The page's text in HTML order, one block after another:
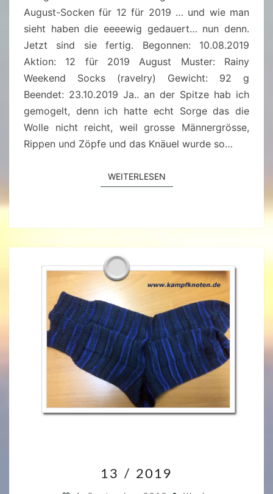
August-Socken für 12 für 2019 … und wie man
sieht haben die eeeewig gedauert… nun denn.
Jetzt sind sie fertig. Begonnen: 10.08.2019
Aktion: 12 für 2019 August Muster: Rainy
Weekend Socks (ravelry) Gewicht: 92 g
Beendet: 23.10.2019 Ja.. an der Spitze hab ich
gemogelt, denn ich hatte echt Sorge das die
Wolle nicht reicht, weil grosse Männergrösse,
Rippen und Zöpfe und das Knäuel wurde so…
WEITERLESEN
3
13 / 2019